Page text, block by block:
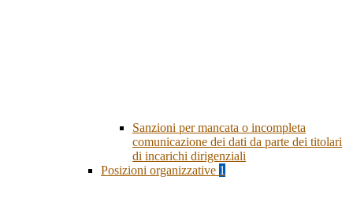
Sanzioni per mancata o incompleta
comunicazione dei dati da parte dei titolari
di incarichi dirigenziali
Posizioni organizzative 1